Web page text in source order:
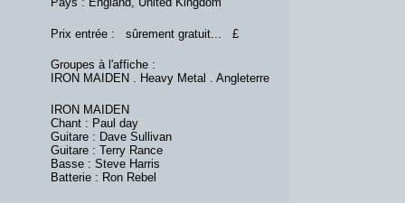
Prix entrée : sûrement gratuit... £
Groupes à l'affiche :
IRON MAIDEN . Heavy Metal . Angleterre
IRON MAIDEN
Chant : Paul day
Guitare : Dave Sullivan
Guitare : Terry Rance
Basse : Steve Harris
Batterie : Ron Rebel